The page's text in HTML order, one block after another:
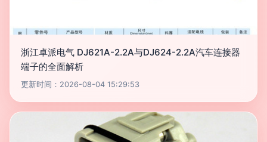
浙江卓派电气 DJ621A-2.2A与DJ624-2.2A汽车连接器
端子的全面解析
更新时间：2026-08-04 15:29:53